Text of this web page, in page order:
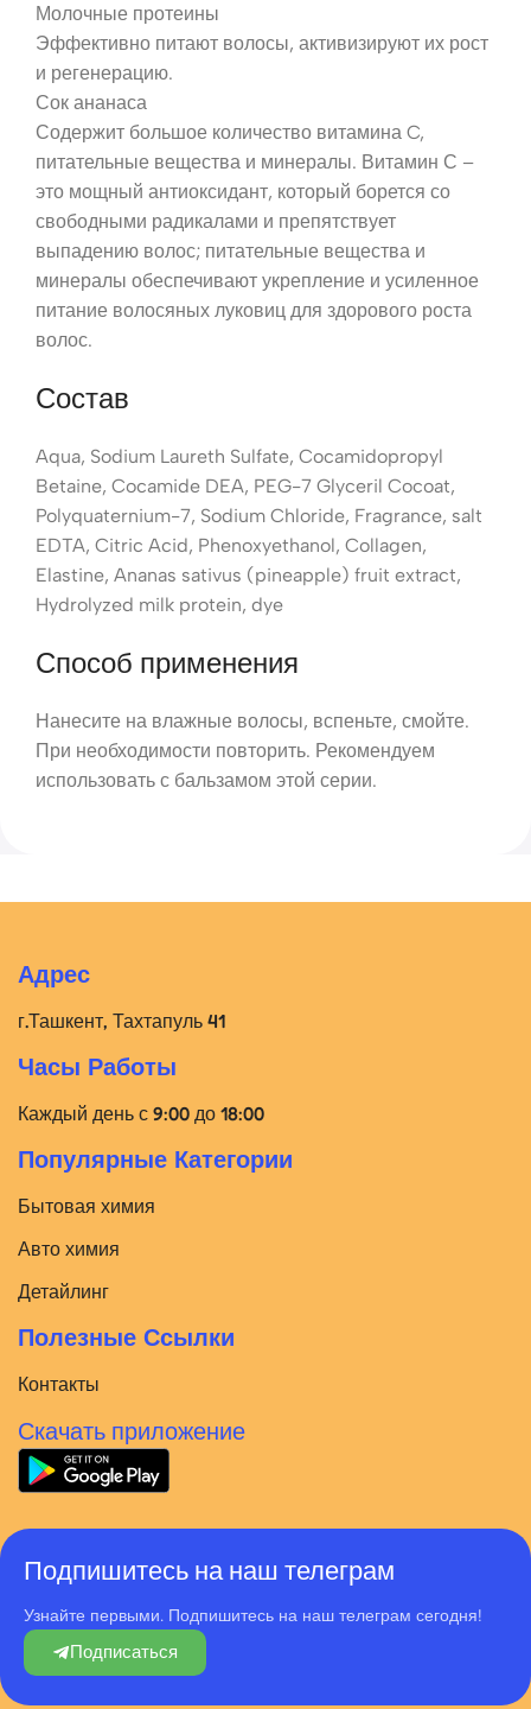
Молочные протеины
Эффективно питают волосы, активизируют их рост
и регенерацию.
Сок ананаса
Содержит большое количество витамина C,
питательные вещества и минералы. Витамин С –
это мощный антиоксидант, который борется со
свободными радикалами и препятствует
выпадению волос; питательные вещества и
минералы обеспечивают укрепление и усиленное
питание волосяных луковиц для здорового роста
волос.
Состав
Aqua, Sodium Laureth Sulfate, Cocamidopropyl
Betaine, Cocamide DEA, PEG-7 Glyceril Cocoat,
Polyquaternium-7, Sodium Chloride, Fragrance, salt
EDTA, Citric Acid, Phenoxyethanol, Collagen,
Elastine, Ananas sativus (pineapple) fruit extract,
Hydrolyzed milk protein, dye
Способ применения
Нанесите на влажные волосы, вспеньте, смойте.
При необходимости повторить. Рекомендуем
использовать с бальзамом этой серии.
Адрес
г.Ташкент, Тахтапуль 41
Часы Работы
Каждый день с 9:00 до 18:00
Популярные Категории
Бытовая химия
Авто химия
Детайлинг
Полезные Ссылки
Контакты
Скачать приложение
Подпишитесь на наш телеграм
Узнайте первыми. Подпишитесь на наш телеграм сегодня!
Подписаться